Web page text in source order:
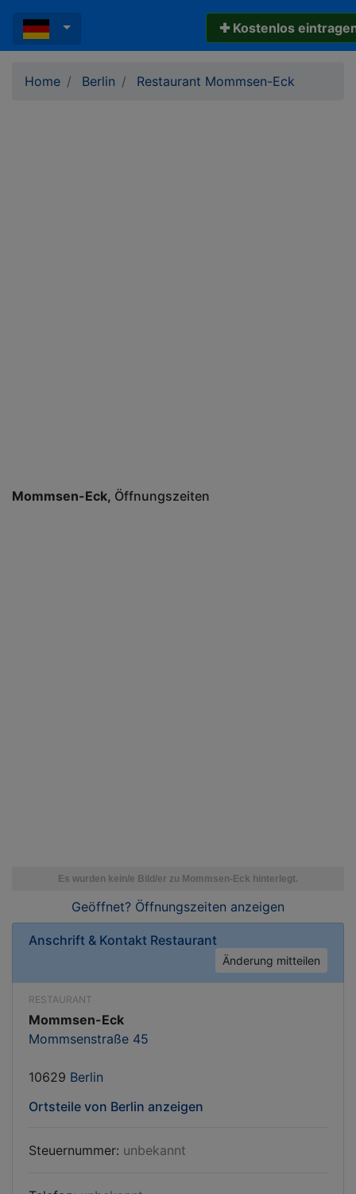
✚ Kostenlos
Home Berlin Restaurant Mommsen-Eck
Mommsen-Eck Öffnungszeiten
Geöffnet? Öffnungszeiten anzeigen
Anschrift & Kontakt Restaurant
Änderung mitteilen
RESTAURANT
Mommsen-Eck
Mommsenstraße 45
10629 Berlin
Ortsteile von Berlin anzeigen
Steuernummer: unbekannt